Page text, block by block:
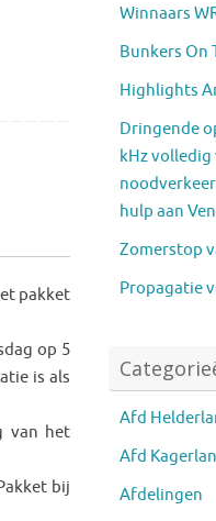
pakket
op 5
is als
van het
bij
Winnaars
Bunkers On
Highlights
Dringende
kHz
hulp aan
Zomerstop
Propagatie
Afd
Afd
Afdelingen